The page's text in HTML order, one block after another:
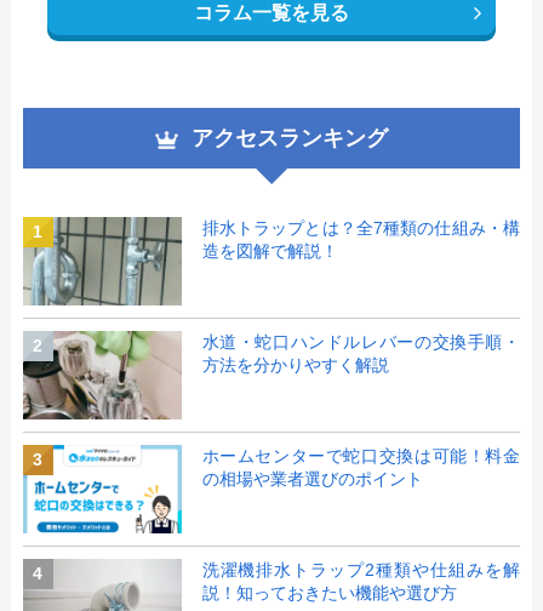
コラム一覧を見る
アクセスランキング
1
排水トラップとは？全7種類の仕組み・構
造を図解で解説！
2
水道・蛇口ハンドルレバーの交換手順・
方法を分かりやすく解説
3
ホームセンターで蛇口交換は可能！料金
の相場や業者選びのポイント
4
洗濯機排水トラップ2種類や仕組みを解
説！知っておきたい機能や選び方